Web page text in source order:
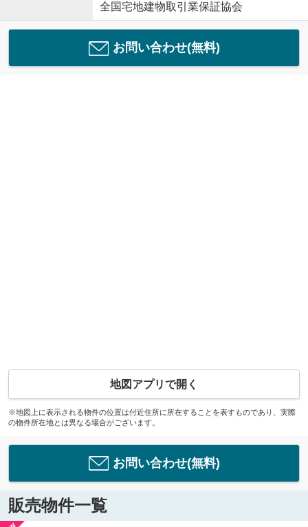
全国宅地建物取引業保証協会
お問い合わせ(無料)
地図アプリで開く
※地図上に表示される物件の位置は付近住所に所在することを表すものであり、実際
の物件所在地とは異なる場合がございます。
お問い合わせ(無料)
販売物件一覧